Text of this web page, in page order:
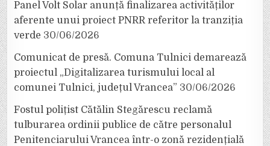
Panel Volt Solar anunță finalizarea activităților
aferente unui proiect PNRR referitor la tranziția
verde 30/06/2026
Comunicat de presă. Comuna Tulnici demarează
proiectul „Digitalizarea turismului local al
comunei Tulnici, județul Vrancea” 30/06/2026
Fostul polițist Cătălin Stegărescu reclamă
tulburarea ordinii publice de către personalul
Penitenciarului Vrancea într-o zonă rezidențială